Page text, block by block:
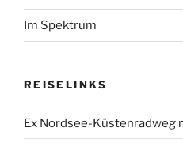
Im Spektrum
REISELINKS
Ex Nordsee-Küstenradweg